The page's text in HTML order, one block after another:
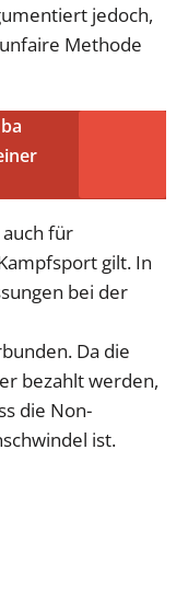
jedoch,
Methode
für
gilt. In
bei der
Da die
bezahlt werden,
die Non-
ist.